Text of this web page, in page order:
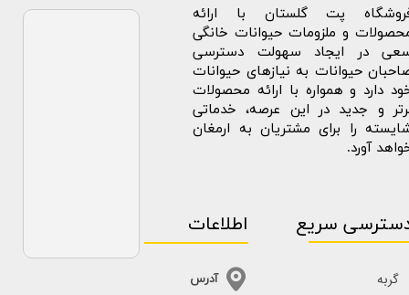
پت گلستان با ارائه
و ملزومات حیوانات خانگی
در ایجاد سهولت دسترسی
حیوانات به نیازهای حیوانات
دارد و همواره با ارائه محصولات
و جدید در این عرصه، خدماتی
را برای مشتریان به ارمغان
آورد.
سریع
گربه
اطلاعات
آدرس